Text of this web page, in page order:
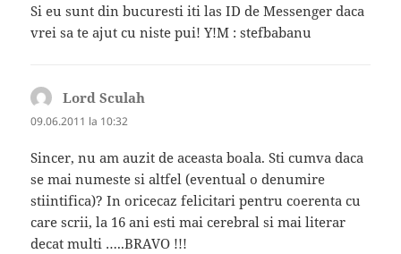
Si eu sunt din bucuresti iti las ID de Messenger daca
vrei sa te ajut cu niste pui! Y!M : stefbabanu
Lord Sculah
09.06.2011 la 10:32
Sincer, nu am auzit de aceasta boala. Sti cumva daca
se mai numeste si altfel (eventual o denumire
stiintifica)? In oricecaz felicitari pentru coerenta cu
care scrii, la 16 ani esti mai cerebral si mai literar
decat multi …..BRAVO !!!